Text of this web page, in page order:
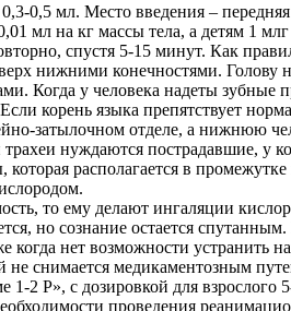
мл. Место введения – передняя
мл на кг массы тела, а детям 1
спустя 5-15 минут. Как
нижними конечностями.
Когда у человека надеты
корень языка препятствует
затылочном отделе, а нижнюю
нуждаются пострадавшие, у
которая располагается в
то ему делают ингаляции
но сознание остается
когда нет возможности
снимается медикаментозным
2 Р», с дозировкой для взрослого
проведения